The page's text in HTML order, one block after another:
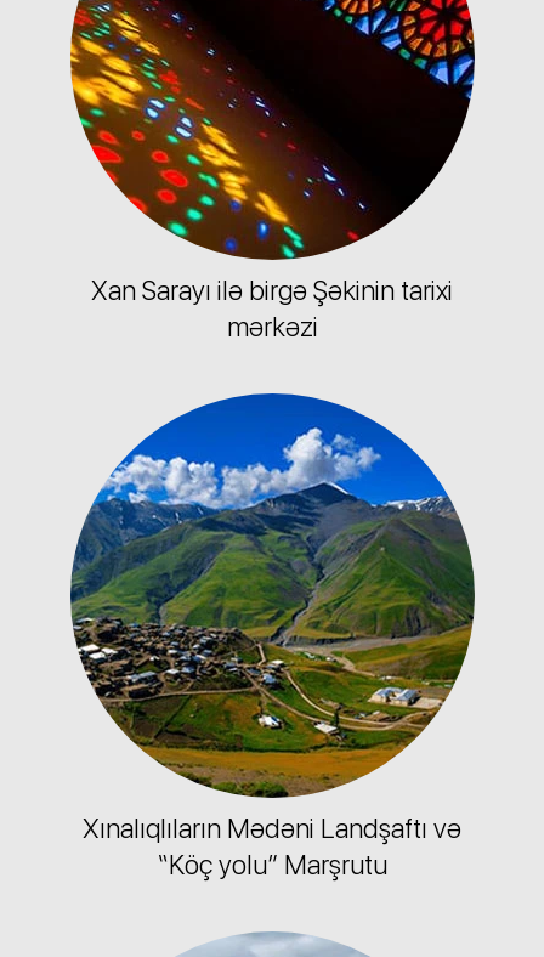
Xan Sarayı ilə birgə Şəkinin tarixi
mərkəzi
Xınalıqlıların Mədəni Landşaftı və
“Köç yolu” Marşrutu